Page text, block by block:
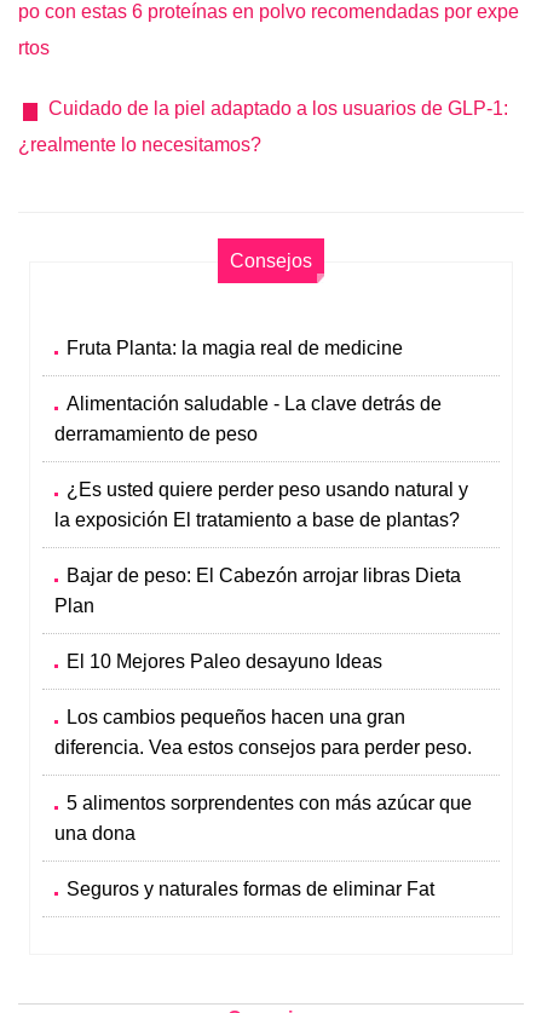
po con estas 6 proteínas en polvo recomendadas por expe
rtos
Cuidado de la piel adaptado a los usuarios de GLP-1:
¿realmente lo necesitamos?
Consejos
Fruta Planta: la magia real de medicine
Alimentación saludable - La clave detrás de
derramamiento de peso
¿Es usted quiere perder peso usando natural y
la exposición El tratamiento a base de plantas?
Bajar de peso: El Cabezón arrojar libras Dieta
Plan
El 10 Mejores Paleo desayuno Ideas
Los cambios pequeños hacen una gran
diferencia. Vea estos consejos para perder peso.
5 alimentos sorprendentes con más azúcar que
una dona
Seguros y naturales formas de eliminar Fat